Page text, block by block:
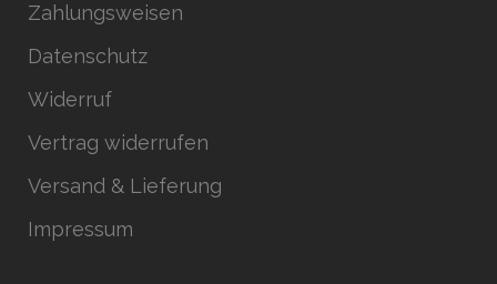
Zahlungsweisen
Datenschutz
Widerruf
Vertrag widerrufen
Versand & Lieferung
Impressum